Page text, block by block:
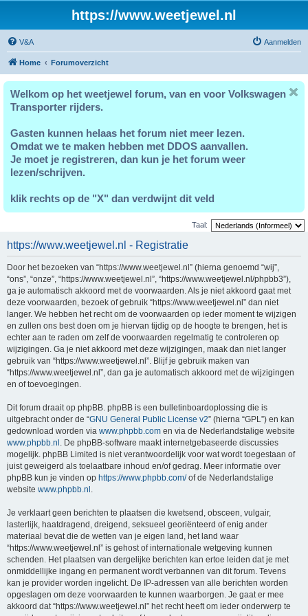
https://www.weetjewel.nl
V&A Aanmelden
Home Forumoverzicht
Welkom op het weetjewel forum, van en voor Volkswagen
Transporter rijders.
Gasten kunnen helaas het forum niet meer lezen.
Omdat we te maken hebben met DDOS aanvallen.
Je moet je registreren, dan kun je het forum weer
lezen/schrijven.
klik rechts op de "X" dan verdwijnt dit veld
Taal:
https://www.weetjewel.nl - Registratie
Door het bezoeken van “https://www.weetjewel.nl” (hierna genoemd “wij”,
“ons”, “onze”, “https://www.weetjewel.nl”, “https://www.weetjewel.nl/phpbb3”),
ga je automatisch akkoord met de voorwaarden. Als je niet akkoord gaat met
deze voorwaarden, bezoek of gebruik “https://www.weetjewel.nl” dan niet
langer. We hebben het recht om de voorwaarden op ieder moment te wijzigen
en zullen ons best doen om je hiervan tijdig op de hoogte te brengen, het is
echter aan te raden om zelf de voorwaarden regelmatig te controleren op
wijzigingen. Ga je niet akkoord met deze wijzigingen, maak dan niet langer
gebruik van “https://www.weetjewel.nl”. Blijf je gebruik maken van
“https://www.weetjewel.nl”, dan ga je automatisch akkoord met de wijzigingen
en of toevoegingen.
Dit forum draait op phpBB. phpBB is een bulletinboardoplossing die is
uitgebracht onder de “GNU General Public License v2” (hierna “GPL”) en kan
gedownload worden via www.phpbb.com en via de Nederlandstalige website
www.phpbb.nl . De phpBB-software maakt internetgebaseerde discussies
mogelijk. phpBB Limited is niet verantwoordelijk voor wat wordt toegestaan of
juist geweigerd als toelaatbare inhoud en/of gedrag. Meer informatie over
phpBB kun je vinden op https://www.phpbb.com/of de Nederlandstalige
website www.phpbb.nl .
Je verklaart geen berichten te plaatsen die kwetsend, obsceen, vulgair,
lasterlijk, haatdragend, dreigend, seksueel georiënteerd of enig ander
materiaal bevat die de wetten van je eigen land, het land waar
“https://www.weetjewel.nl” is gehost of internationale wetgeving kunnen
schenden. Het plaatsen van dergelijke berichten kan ertoe leiden dat je met
onmiddellijke ingang en permanent wordt verbannen van dit forum. Tevens
kan je provider worden ingelicht. De IP-adressen van alle berichten worden
opgeslagen om deze voorwaarden te kunnen waarborgen. Je gaat er mee
akkoord dat “https://www.weetjewel.nl” het recht heeft om ieder onderwerp te